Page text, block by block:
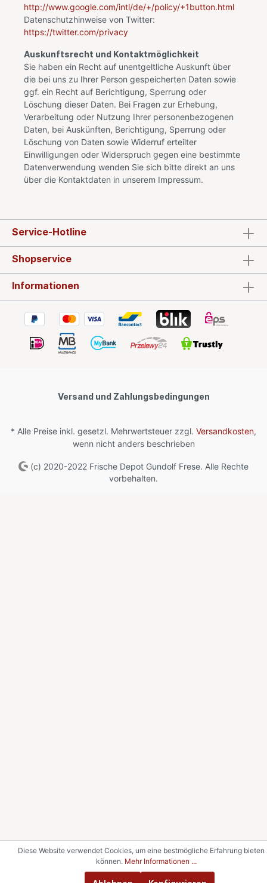
http://www.google.com/intl/de/+/policy/+1button.html
Datenschutzhinweise von Twitter:
https://twitter.com/privacy
Auskunftsrecht und Kontaktmöglichkeit
Sie haben ein Recht auf unentgeltliche Auskunft über
die bei uns zu Ihrer Person gespeicherten Daten sowie
ggf. ein Recht auf Berichtigung, Sperrung oder
Löschung dieser Daten. Bei Fragen zur Erhebung,
Verarbeitung oder Nutzung Ihrer personenbezogenen
Daten, bei Auskünften, Berichtigung, Sperrung oder
Löschung von Daten sowie Widerruf erteilter
Einwilligungen oder Widerspruch gegen eine bestimmte
Datenverwendung wenden Sie sich bitte direkt an uns
über die Kontaktdaten in unserem Impressum.
Service-Hotline
Shopservice
Informationen
Versand und Zahlungsbedingungen
* Alle Preise inkl. gesetzl. Mehrwertsteuer zzgl. Versandkosten,
wenn nicht anders beschrieben
(c) 2020-2022 Frische Depot Gundolf Frese. Alle Rechte
vorbehalten.
Diese Website verwendet Cookies, um eine bestmögliche Erfahrung bieten
können. Mehr Informationen ...